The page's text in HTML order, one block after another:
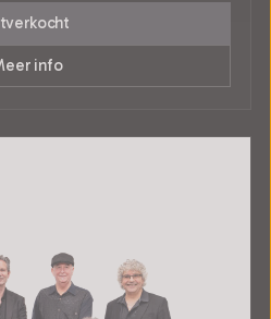
info